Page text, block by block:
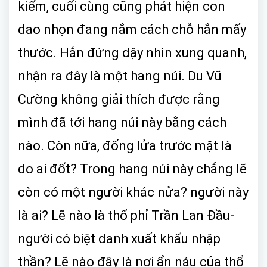
kiếm, cuối cùng cũng phát hiện con
dao nhọn đang nắm cách chỗ hắn mấy
thước. Hắn đứng dậy nhìn xung quanh,
nhận ra đây là một hang núi. Du Vũ
Cường không giải thích được rằng
mình đã tới hang núi này bằng cách
nào. Còn nữa, đống lửa trước mặt là
do ai đốt? Trong hang núi này chẳng lẽ
còn có một người khác nửa? người này
là ai? Lẽ nào là thổ phỉ Trần Lan Đầu-
người có biệt danh xuất khẩu nhập
thần? Lẽ nào đây là nơi ẩn náu của thổ